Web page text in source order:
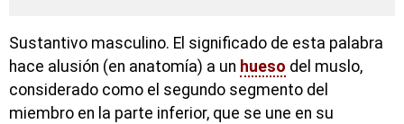
Sustantivo masculino. El significado de esta palabra
hace alusión (en anatomía) a un hueso del muslo,
considerado como el segundo segmento del
miembro en la parte inferior, que se une en su